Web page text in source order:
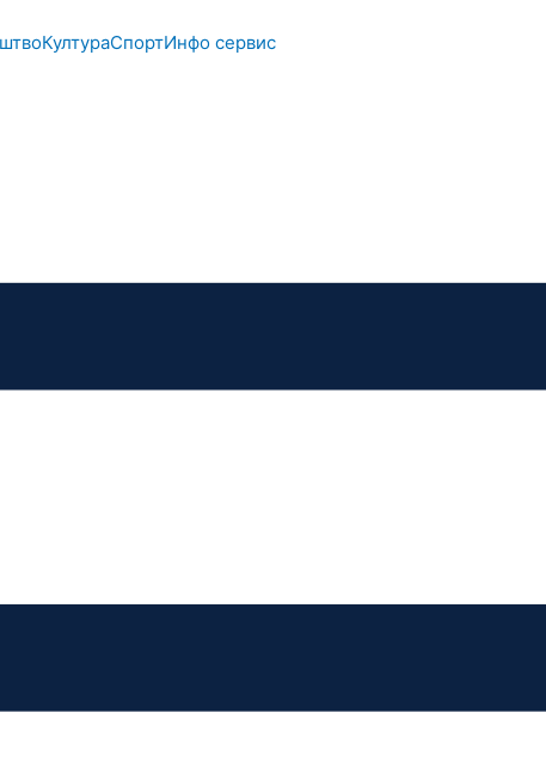
КултураСпортИнфо сервис